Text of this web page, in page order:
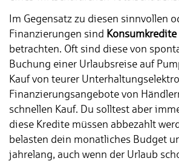
Im Gegensatz zu diesen sinnvollen
Finanzierungen sind Konsumkredite
betrachten. Oft sind diese von
Buchung einer Urlaubsreise auf
Kauf von teurer
Finanzierungsangebote von
schnellen Kauf. Du solltest aber
diese Kredite müssen abbezahlt
belasten dein monatliches Budget
jahrelang, auch wenn der Urlaub